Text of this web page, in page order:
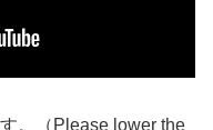
。（Please lower the